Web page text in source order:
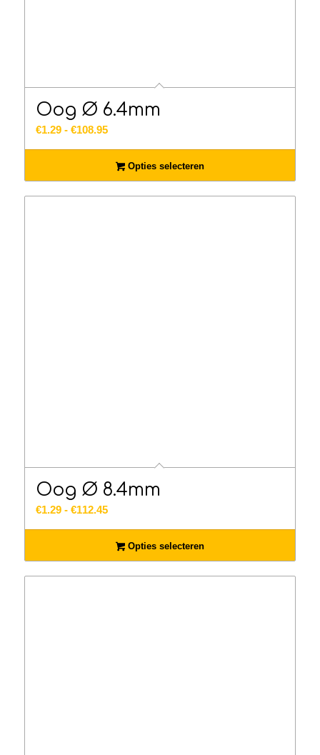
Oog Ø 6.4mm
€1.29 - €108.95Prijsklasse:
tot
€108.95
Opties selecteren
Oog Ø 8.4mm
€1.29 - €112.45Prijsklasse:
tot
€112.45
Opties selecteren